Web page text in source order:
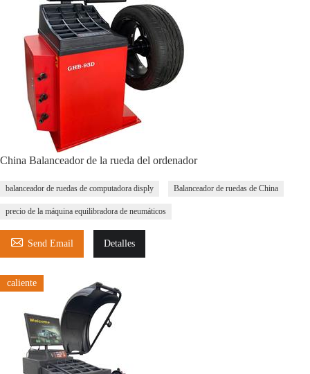
China Balanceador de la rueda del ordenador
balanceador de ruedas de computadora disply Balanceador de ruedas de China
precio de la máquina equilibradora de neumáticos
 Send Email Detalles
caliente